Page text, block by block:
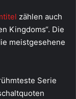
zählen auch
Kingdoms“. Die
meistgesehene
Serie